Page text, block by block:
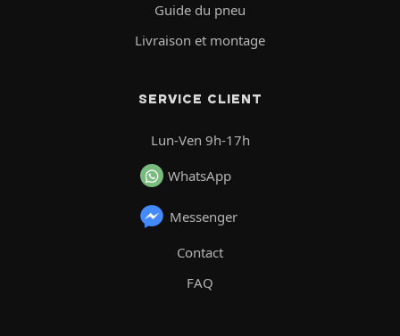
Guide du pneu
Livraison et montage
SERVICE CLIENT
Lun-Ven 9h-17h
WhatsApp
Messenger
Contact
FAQ